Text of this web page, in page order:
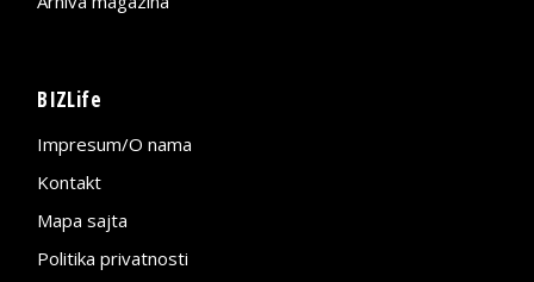
BIZLife
Impresum/O nama
Kontakt
Mapa sajta
Politika privatnosti